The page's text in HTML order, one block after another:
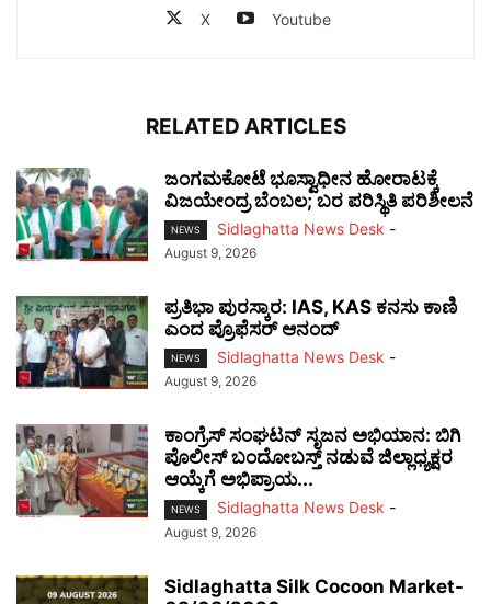
X Youtube
RELATED ARTICLES
ಜಂಗಮಕೋಟೆ ಭೂಸ್ವಾಧೀನ ಹೋರಾಟಕ್ಕೆ
ವಿಜಯೇಂದ್ರ ಬೆಂಬಲ; ಬರ ಪರಿಸ್ಥಿತಿ ಪರಿಶೀಲನೆ
NEWS Sidlaghatta News Desk -
August 9, 2026
ಪ್ರತಿಭಾ ಪುರಸ್ಕಾರ: IAS, KAS ಕನಸು ಕಾಣಿ
ಎಂದ ಪ್ರೊಫೆಸರ್ ಆನಂದ್
NEWS Sidlaghatta News Desk -
August 9, 2026
ಕಾಂಗ್ರೆಸ್ ಸಂಘಟನ್ ಸೃಜನ ಅಭಿಯಾನ: ಬಿಗಿ
ಪೊಲೀಸ್ ಬಂದೋಬಸ್ತ್ ನಡುವೆ ಜಿಲ್ಲಾಧ್ಯಕ್ಷರ
ಆಯ್ಕೆಗೆ ಅಭಿಪ್ರಾಯ...
NEWS Sidlaghatta News Desk -
August 9, 2026
Sidlaghatta Silk Cocoon Market-